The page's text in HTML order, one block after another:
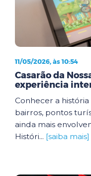
11/05/2026, às 10:54
Casarão da
experiência
Conhecer a
bairros, pontos
ainda mais
Históri... [saiba mais]